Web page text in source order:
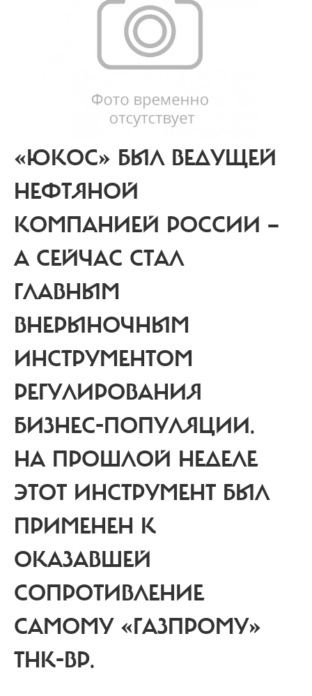
«ЮКОС» БЫЛ ВЕДУЩЕЙ
НЕФТЯНОЙ
КОМПАНИЕЙ РОССИИ —
А СЕЙЧАС СТАЛ
ГЛАВНЫМ
ВНЕРЫНОЧНЫМ
ИНСТРУМЕНТОМ
РЕГУЛИРОВАНИЯ
БИЗНЕС-ПОПУЛЯЦИИ.
НА ПРОШЛОЙ НЕДЕЛЕ
ЭТОТ ИНСТРУМЕНТ БЫЛ
ПРИМЕНЕН К
ОКАЗАВШЕЙ
СОПРОТИВЛЕНИЕ
САМОМУ «ГАЗПРОМУ»
ТНК-ВР.